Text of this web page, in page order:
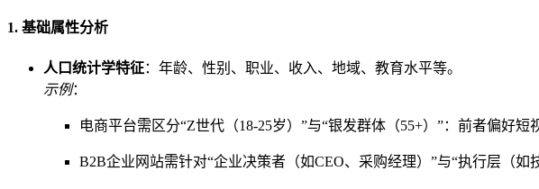
1. 基础属性分析
人口统计学特征：年龄、性别、职业、收入、地域、教育水平等。
示例：
电商平台需区分“Z世代（18-25岁）”与“银发群体（55+）”：前者偏好
B2B企业网站需针对“企业决策者（如CEO、采购经理）”与“执行层（